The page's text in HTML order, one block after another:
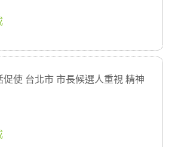
促使 台北市 市長候選人重視 精神